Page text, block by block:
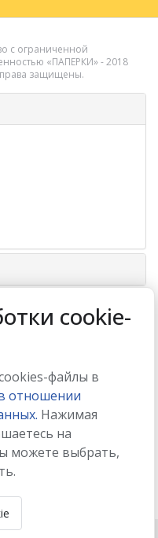
с ограниченной
«ПАПЕРКИ» - 2018
права защищены.
cookie-
файлы в
отношении
Нажимая
на
можете выбрать,